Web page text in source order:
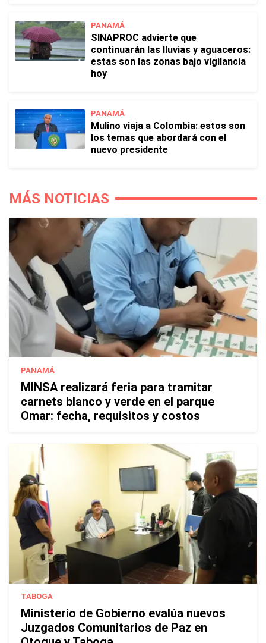
PANAMÁ
SINAPROC advierte que
continuarán las lluvias y aguaceros:
estas son las zonas bajo vigilancia
hoy
PANAMÁ
Mulino viaja a Colombia: estos son
los temas que abordará con el
nuevo presidente
MÁS NOTICIAS
PANAMÁ
MINSA realizará feria para tramitar
carnets blanco y verde en el parque
Omar: fecha, requisitos y costos
TABOGA
Ministerio de Gobierno evalúa nuevos
Juzgados Comunitarios de Paz en